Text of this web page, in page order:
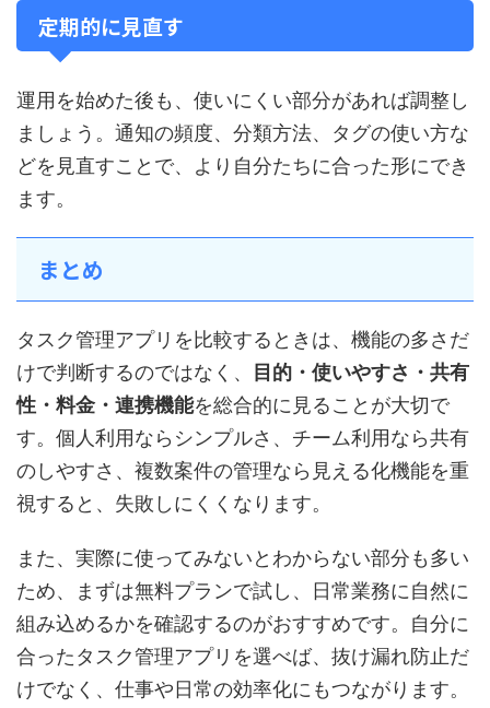
定期的に見直す
運用を始めた後も、使いにくい部分があれば調整し
ましょう。通知の頻度、分類方法、タグの使い方な
どを見直すことで、より自分たちに合った形にでき
ます。
まとめ
タスク管理アプリを比較するときは、機能の多さだ
けで判断するのではなく、
目的・使いやすさ・共有
性・料金・連携機能を総合的に見ることが大切で
す。個人利用ならシンプルさ、チーム利用なら共有
のしやすさ、複数案件の管理なら見える化機能を重
視すると、失敗しにくくなります。
また、実際に使ってみないとわからない部分も多い
ため、まずは無料プランで試し、日常業務に自然に
組み込めるかを確認するのがおすすめです。自分に
合ったタスク管理アプリを選べば、抜け漏れ防止だ
けでなく、仕事や日常の効率化にもつながります。